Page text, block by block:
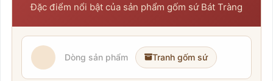
Đặc điểm nổi bật của sản phẩm gốm sứ Bát Tràng
Dòng sản phẩm Tranh gốm sứ